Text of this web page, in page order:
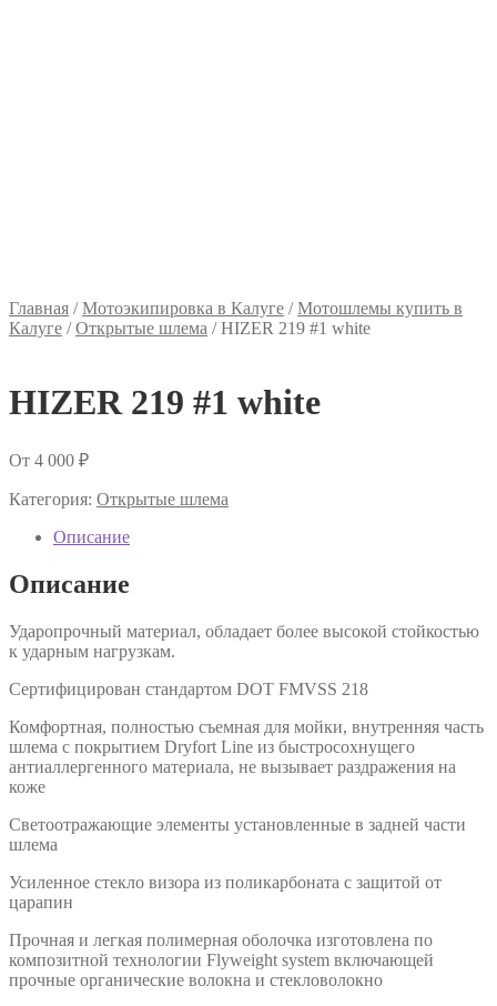
Главная /Мотоэкипировка в Калуге /Мотошлемы купить в
Калуге /Открытые шлема /HIZER 219 #1 white
HIZER 219 #1 white
От 4 000 ₽
Категория: Открытые шлема
Описание
Описание
Ударопрочный материал, обладает более высокой стойкостью
к ударным нагрузкам.
Сертифицирован стандартом DOT FMVSS 218
Комфортная, полностью съемная для мойки, внутренняя часть
шлема с покрытием Dryfort Line из быстросохнущего
антиаллергенного материала, не вызывает раздражения на
коже
Светоотражающие элементы установленные в задней части
шлема
Усиленное стекло визора из поликарбоната с защитой от
царапин
Прочная и легкая полимерная оболочка изготовлена по
композитной технологии Flyweight system включающей
прочные органические волокна и стекловолокно